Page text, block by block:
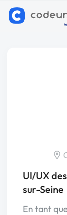
UI/UX
sur-Seine
En tant